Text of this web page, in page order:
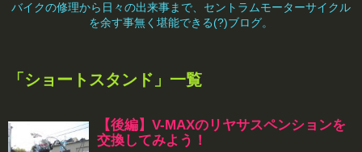
バイクの修理から日々の出来事まで、セントラムモーターサイクル
を余す事無く堪能できる(?)ブログ。
「 ショートスタンド 」 一覧
【後編】V-MAXのリヤサスペンションを
交換してみよう！